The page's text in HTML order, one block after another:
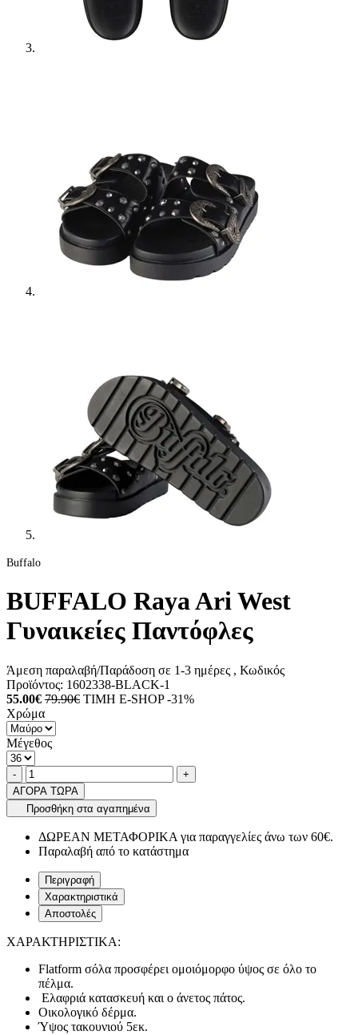
Buffalo
BUFFALO Raya Ari West
Γυναικείες Παντόφλες
Άμεση παραλαβή/Παράδοση σε 1-3 ημέρες , Κωδικός
Προϊόντος: 1602338-BLACK-1
55.00€ 79.90€ ΤΙΜΗ E-SHOP -31%
Χρώμα
Μέγεθος
Ποσότητα
-product.increase.quantity +
ΑΓΟΡΑ ΤΩΡΑ
Προσθήκη στα αγαπημένα
ΔΩΡΕΑΝ ΜΕΤΑΦΟΡΙΚΑ για παραγγελίες άνω των 60€.
Παραλαβή από το κατάστημα
Περιγραφή
Χαρακτηριστικά
Αποστολές
ΧΑΡΑΚΤΗΡΙΣΤΙΚΑ:
Flatform σόλα προσφέρει ομοιόμορφο ύψος σε όλο το
πέλμα.
Ελαφριά κατασκευή και ο άνετος πάτος.
Οικολογικό δέρμα.
Ύψος τακουνιού 5εκ.